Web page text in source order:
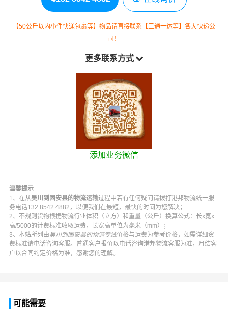
【50公斤以内小件快递包裹等】物品请直接联系【三通一达等】各大快递公
司！
更多联系方式
添加业务微信
温馨提示
1、在从吴川到固安县的物流运输过程中若有任何疑问请拨打 港邦物流统一服
务电话132 8542 4882 ，以便我们在最短，最快的时间为您解决；
2、不规则货物根据物流行业体积（立方）和重量（公斤）换算公式：长x宽x
高/5000的计费标准收取运费，长宽高单位为毫米（mm）；
3、本站所列由吴川到固安县的物流专线价格与运费为参考价格，如需详细资
费标准请电话咨询客服。普通客户报价以电话咨询港邦物流客服为准，月结客
户以合同约定价格为准，感谢您的理解。
可能需要